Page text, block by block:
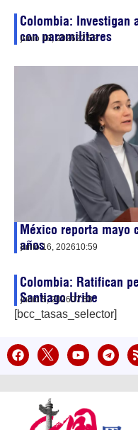
Colombia: Investigan
con paramilitares
junio 18, 202622:52
México reporta mayo
años
junio 16, 202610:59
Colombia: Ratifican
Santiago Uribe
junio 5, 202607:58
[bcc_tasas_selector]